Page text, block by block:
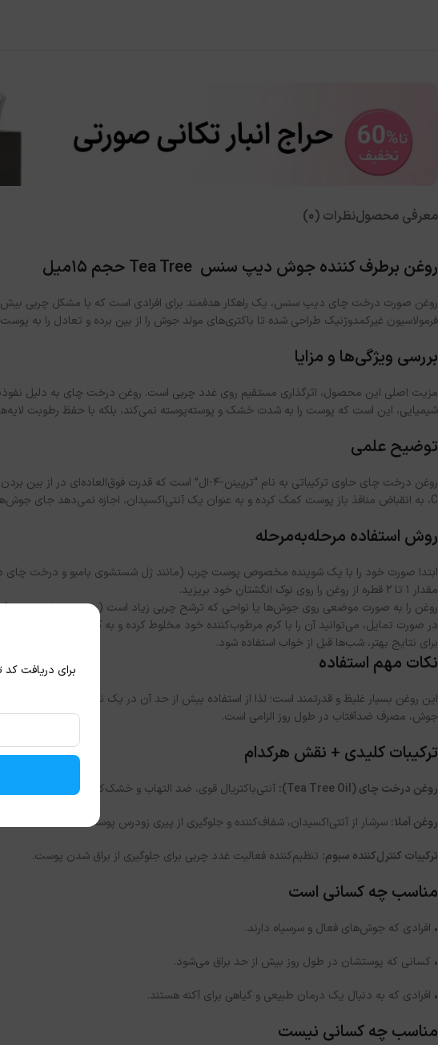
معرفی محصولنظرات (0)
روغن برطرف کننده جوش دیپ سنس Tea Tree حجم 15میل
روغن صورت درخت چای دیپ سنس، یک راهکار هدفمند برای افرادی است که با مشکل چربی
فرمولاسیون غیرکمدوژنیک طراحی شده تا باکتری‌های مولد جوش را از بین برده و تعادل را
بررسی ویژگی‌ها و مزایا
مزیت اصلی این محصول، اثرگذاری مستقیم روی غدد چربی است. روغن درخت چای به دلیل
شیمیایی، این است که پوست را به شدت خشک و پوسته‌پوسته نمی‌کند، بلکه با حفظ رطوبت
توضیح علمی
روغن درخت چای حاوی ترکیباتی به نام “ترپینن-4-ال” است که قدرت فوق‌العاده‌ای در از بین بردن دیواره سلولی باکتری‌های “P. acnes” (عامل اصلی جوش) دارد. از سوی دیگر،
C، به انقباض منافذ باز پوست کمک کرده و به عنوان یک آنتی‌اکسیدان، اجازه نمی‌دهد جای جوش‌ها به لک‌های تیره تبدیل شوند. این ترکیب هوشمندانه باعث می‌شود روند بهبود آکنه تسریع گردد.
روش استفاده مرحله‌به‌مرحله
ابتدا صورت خود را با یک شوینده مخصوص پوست چرب (مانند ژل شستشوی بامبو و درخت
مقدار ۱ تا ۲ قطره از روغن را روی نوک انگشتان خود بریزید.
روغن را به صورت موضعی روی جوش‌ها یا نواحی که ترشح چربی زیاد است (مانند پیشانی و بینی)
در صورت تمایل، می‌توانید آن را با کرم مرطوب‌کننده خود مخلوط کرده و به کل صورت بزنید.
برای نتایج بهتر، شب‌ها قبل از خواب استفاده شود.
نکات مهم استفاده
این روغن بسیار غلیظ و قدرتمند است؛ لذا از استفاده بیش از حد آن در یک نوبت خودداری
جوش، مصرف ضدآفتاب در طول روز الزامی است.
ترکیبات کلیدی + نقش هرکدام
روغن درخت چای (Tea Tree Oil):
آنتی‌باکتریال قوی، ضد التهاب و خشک‌کننده جوش.
روغن آملا: سرشار از آنتی‌اکسیدان، شفاف‌کننده و جلوگیری از پیری زودرس پوست.
ترکیبات کنترل‌کننده سبوم: تنظیم‌کننده فعالیت غدد چربی برای جلوگیری از براق شدن پوست.
مناسب چه کسانی است
• افرادی که جوش‌های فعال و سرسیاه دارند.
• کسانی که پوستشان در طول روز بیش از حد براق می‌شود.
• افرادی که به دنبال یک درمان طبیعی و گیاهی برای آکنه هستند.
مناسب چه کسانی نیست